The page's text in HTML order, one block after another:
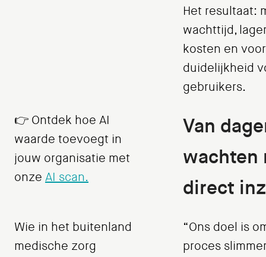
Het resultaat:
wachttijd,
kosten en
duidelijkheid
gebruikers.
👉 Ontdek hoe AI
waarde toevoegt in
jouw organisatie met
onze AI scan.
Van
wachten
direct
Wie in het buitenland
medische zorg
“Ons doel is
proces